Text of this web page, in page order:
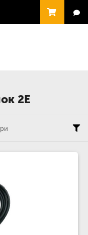
2E